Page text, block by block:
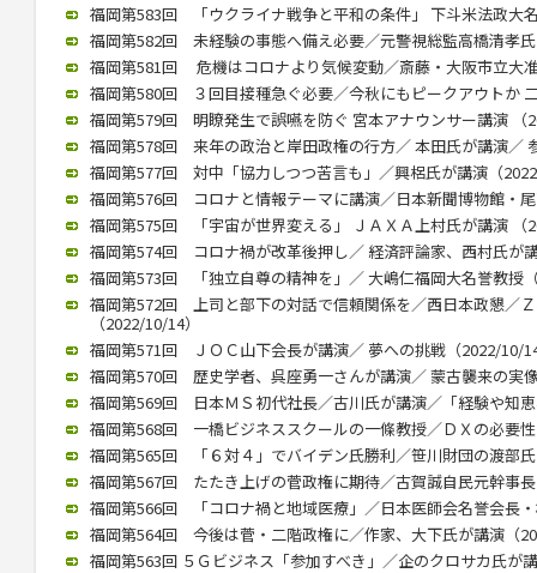
福岡第583回 「ウクライナ戦争と平和の条件」 下斗米法政大
福岡第582回 未経験の事態へ備え必要／元警視総監高橋清孝
福岡第581回 危機はコロナより気候変動／斎藤・大阪市立大
福岡第580回 ３回目接種急ぐ必要／今秋にもピークアウトか
福岡第579回 明瞭発生で誤嚥を防ぐ 宮本アナウンサー講演 （
福岡第578回 来年の政治と岸田政権の行方／ 本田氏が講演／
福岡第577回 対中「協力しつつ苦言も」／興梠氏が講演（
福岡第576回 コロナと情報テーマに講演／日本新聞博物館・
福岡第575回 「宇宙が世界変える」 ＪＡＸＡ上村氏が講演 （
福岡第574回 コロナ禍が改革後押し／ 経済評論家、西村氏が
福岡第573回 「独立自尊の精神を」／ 大嶋仁福岡大名誉教授
福岡第572回 上司と部下の対話で信頼関係を／西日本政懇／
（2022/10/14）
福岡第571回 ＪＯＣ山下会長が講演／ 夢への挑戦（2022/10/
福岡第570回 歴史学者、呉座勇一さんが講演／ 蒙古襲来の実
福岡第569回 日本ＭＳ初代社長／古川氏が講演／「経験や知
福岡第568回 一橋ビジネススクールの一條教授／ＤＸの必要
福岡第565回 「６対４」でバイデン氏勝利／笹川財団の渡部
福岡第567回 たたき上げの菅政権に期待／古賀誠自民元幹事
福岡第566回 「コロナ禍と地域医療」／日本医師会名誉会長
福岡第564回 今後は菅・二階政権に／作家、大下氏が講演（
福岡第563回 ５Ｇビジネス「参加すべき」／企のクロサカ氏が